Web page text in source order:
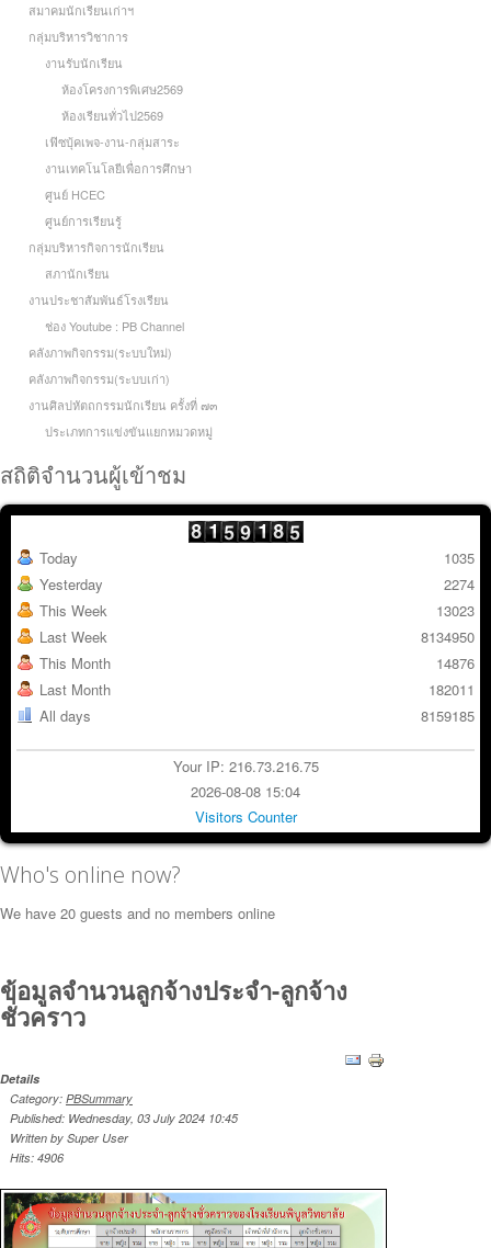
สมาคมนักเรียนเก่าฯ
กลุ่มบริหารวิชาการ
งานรับนักเรียน
ห้องโครงการพิเศษ2569
ห้องเรียนทั่วไป2569
เฟ๊ซบุ้คเพจ-งาน-กลุ่มสาระ
งานเทคโนโลยีเพื่อการศึกษา
ศูนย์ HCEC
ศูนย์การเรียนรู้
กลุ่มบริหารกิจการนักเรียน
สภานักเรียน
งานประชาสัมพันธ์โรงเรียน
ช่อง Youtube : PB Channel
คลังภาพกิจกรรม(ระบบใหม่)
คลังภาพกิจกรรม(ระบบเก่า)
งานศิลปหัตถกรรมนักเรียน ครั้งที่ ๗๓
ประเภทการแข่งขันแยกหมวดหมู่
สถิติจำนวนผู้เข้าชม
Today
Yesterday
This Week
Last Week
This Month
Last Month
All days
1035
2274
13023
8134950
14876
182011
8159185
Your IP: 216.73.216.75
2026-08-08 15:04
Visitors Counter
Who's online now?
We have 20 guests and no members online
ข้อมูลจำนวนลูกจ้างประจำ-ลูกจ้าง
ชั่วคราว
Details
Category: PBSummary
Published: Wednesday, 03 July 2024 10:45
Written by Super User
Hits: 4906